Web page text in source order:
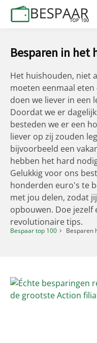
Besparen in het
Het huishouden, niet
moeten eenmaal
doen we liever in een
Doordat we er
besteden we er een
liever op zij zouden
bijvoorbeeld een
hebben het hard
Gelukkig voor ons
honderden euro's te
met jou delen, zodat
opbouwen. Doe jezelf
revolutionaire tips.
Bespaar top 100 Besparen